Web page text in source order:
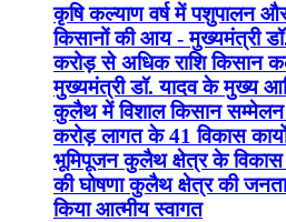
कृषि कल्याण वर्ष में पशुपालन
किसानों की आय - मुख्यमंत्री
करोड़ से अधिक राशि किसान
मुख्यमंत्री डॉ. यादव के मुख्य
कुलैथ में विशाल किसान
करोड़ लागत के 41 विकास
भूमिपूजन कुलैथ क्षेत्र के विकास
की घोषणा कुलैथ क्षेत्र की
किया आत्मीय स्वागत